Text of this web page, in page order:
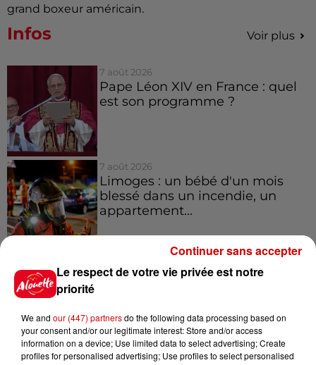
grand boxeur américain.
Infos Voir plus
7 août 2026
Pape Léon XIV en France : quel
est son programme ?
7 août 2026
Limoges : un bébé d'un mois
blessé dans un incendie, un
appartement...
Éclipse solaire : découvrez les
7 août 2026
Le respect de votre vie privée est notre
priorité
We and our (447) partnersdo the following data processing based on
your consent and/or our legitimate interest: Store and/or access
information on a device; Use limited data to select advertising; Create
profiles for personalised advertising; Use profiles to select personalised
Continuer sans accepter